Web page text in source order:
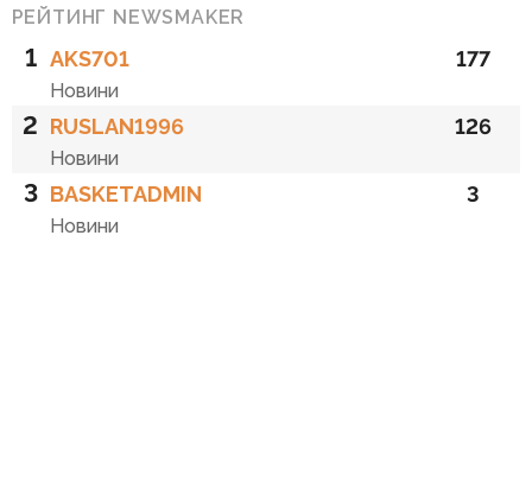
РЕЙТИНГ NEWSMAKER
1 AKS701
Новини
177
2 RUSLAN1996
Новини
126
3 BASKETADMIN
Новини
3